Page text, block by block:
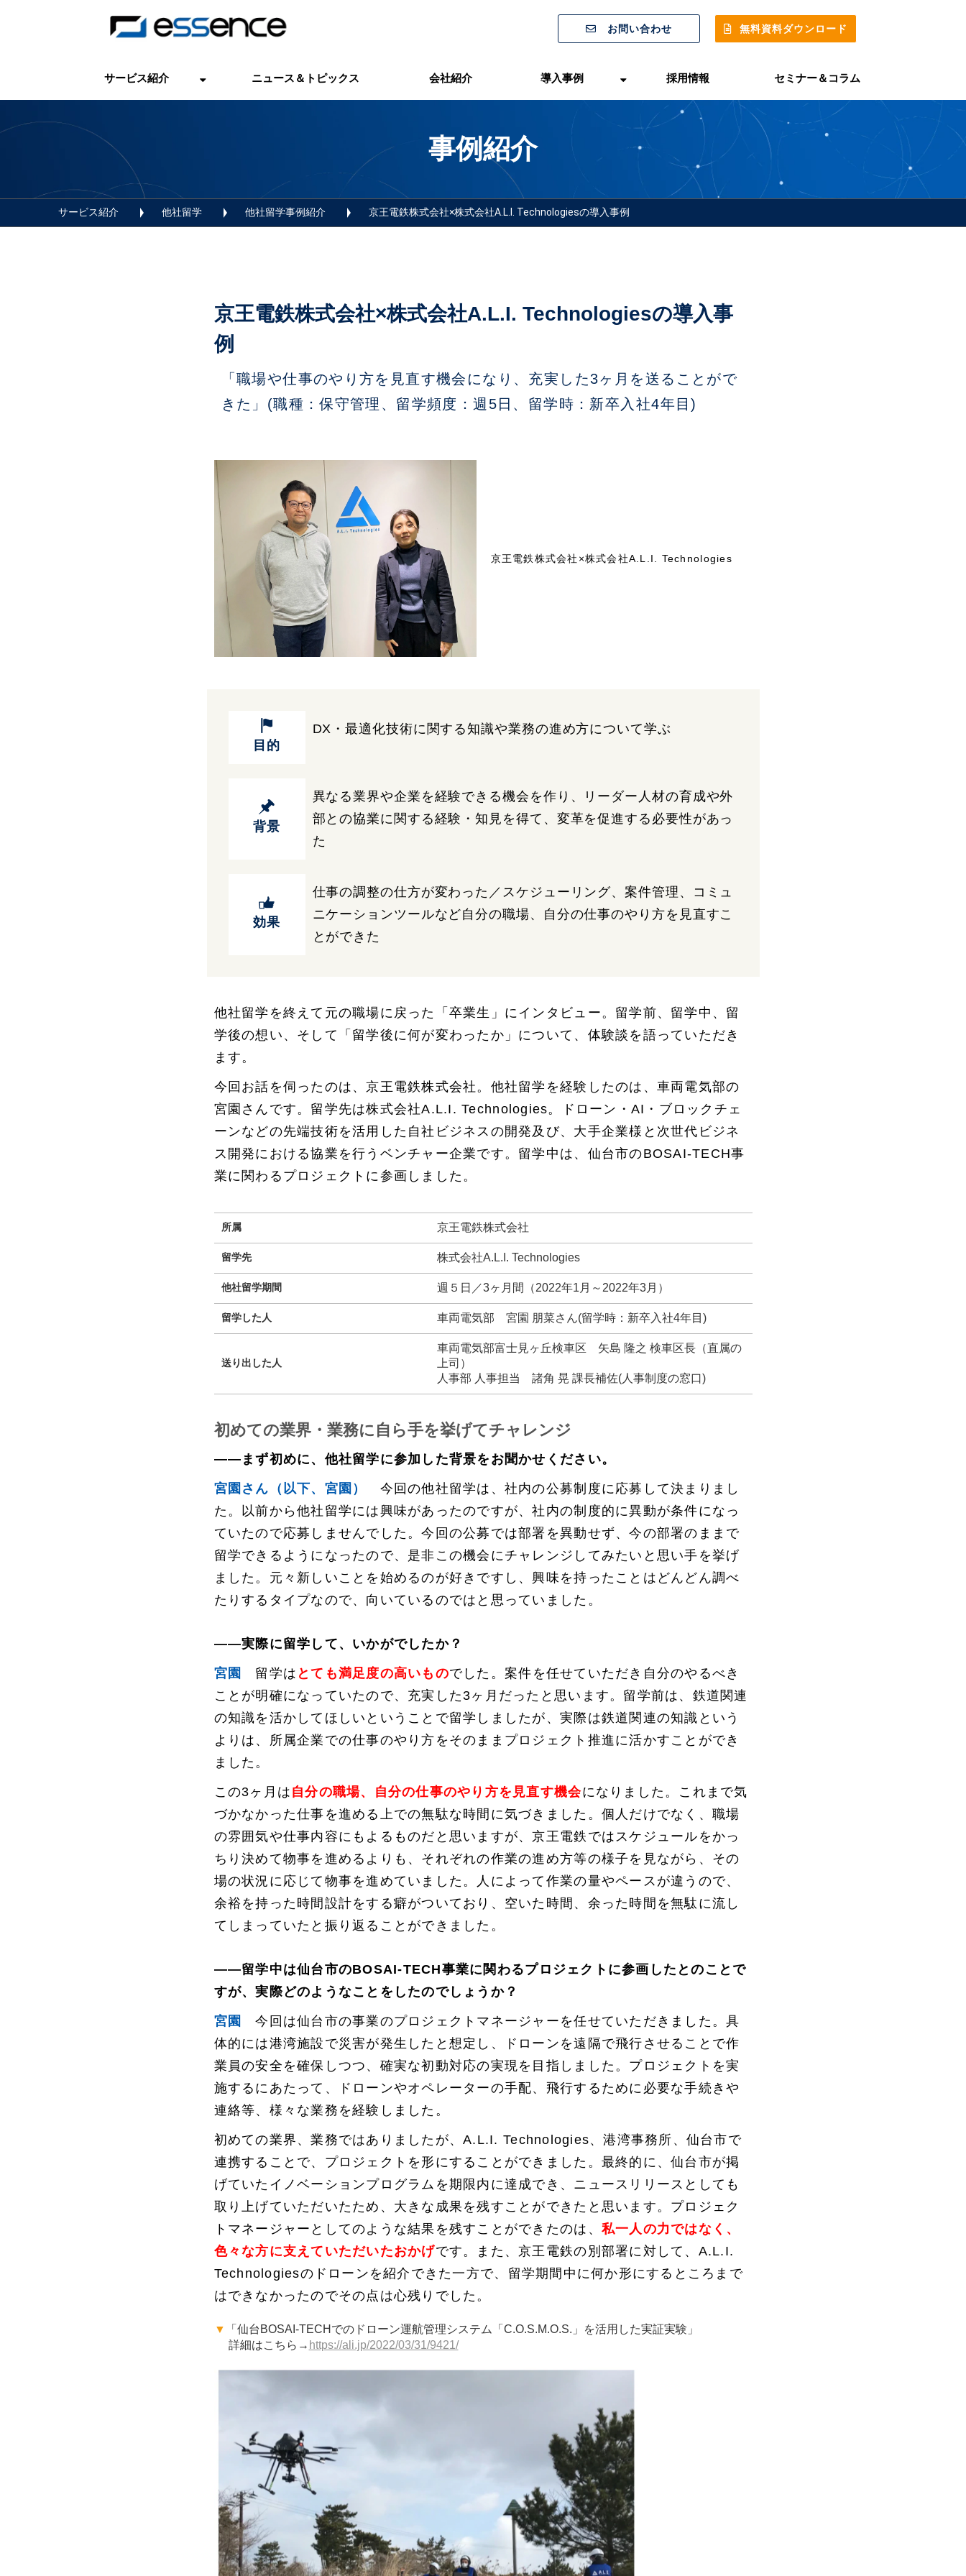
お問い合わせ 無料資料ダウンロード
サービス紹介 ニュース＆トピックス 会社紹介 導入事例 採用情報 セミナー＆コラム
事例紹介
サービス紹介 他社留学 他社留学事例紹介 京王電鉄株式会社×株式会社A.L.I. Technologiesの導入事例
京王電鉄株式会社×株式会社A.L.I. Technologiesの導入事
例
「職場や仕事のやり方を見直す機会になり、充実した3ヶ月を送ることがで
きた」(職種：保守管理、留学頻度：週5日、留学時：新卒入社4年目)
京王電鉄株式会社×株式会社A.L.I. Technologies
目的
DX・最適化技術に関する知識や業務の進め方について学ぶ
背景
異なる業界や企業を経験できる機会を作り、リーダー人材の育成や外
部との協業に関する経験・知見を得て、変革を促進する必要性があっ
た
効果
仕事の調整の仕方が変わった／スケジューリング、案件管理、コミュ
ニケーションツールなど自分の職場、自分の仕事のやり方を見直すこ
とができた
他社留学を終えて元の職場に戻った「卒業生」にインタビュー。留学前、留学中、留
学後の想い、そして「留学後に何が変わったか」について、体験談を語っていただき
ます。
今回お話を伺ったのは、京王電鉄株式会社。他社留学を経験したのは、車両電気部の
宮園さんです。留学先は株式会社A.L.I. Technologies。ドローン・AI・ブロックチェ
ーンなどの先端技術を活用した自社ビジネスの開発及び、大手企業様と次世代ビジネ
ス開発における協業を行うベンチャー企業です。留学中は、仙台市のBOSAI-TECH事
業に関わるプロジェクトに参画しました。
所属 京王電鉄株式会社
留学先 株式会社A.L.I. Technologies
他社留学期間 週５日／3ヶ月間（2022年1月～2022年3月）
留学した人 車両電気部 宮園 朋菜さん(留学時：新卒入社4年目)
送り出した人
車両電気部富士見ヶ丘検車区 矢島 隆之 検車区長（直属の
上司）
人事部 人事担当 諸角 晃 課長補佐(人事制度の窓口)
初めての業界・業務に自ら手を挙げてチャレンジ
――まず初めに、他社留学に参加した背景をお聞かせください。
宮園さん（以下、宮園）
今回の他社留学は、社内の公募制度に応募して決まりまし
た。以前から他社留学には興味があったのですが、社内の制度的に異動が条件になっ
ていたので応募しませんでした。今回の公募では部署を異動せず、今の部署のままで
留学できるようになったので、是非この機会にチャレンジしてみたいと思い手を挙げ
ました。元々新しいことを始めるのが好きですし、興味を持ったことはどんどん調べ
たりするタイプなので、向いているのではと思っていました。
――実際に留学して、いかがでしたか？
宮園 留学は とても満足度の高いものでした。案件を任せていただき自分のやるべき
ことが明確になっていたので、充実した3ヶ月だったと思います。留学前は、鉄道関連
の知識を活かしてほしいということで留学しましたが、実際は鉄道関連の知識という
よりは、所属企業での仕事のやり方をそのままプロジェクト推進に活かすことができ
ました。
この3ヶ月は 自分の職場、自分の仕事のやり方を見直す機会になりました。これまで気
づかなかった仕事を進める上での無駄な時間に気づきました。個人だけでなく、職場
の雰囲気や仕事内容にもよるものだと思いますが、京王電鉄ではスケジュールをかっ
ちり決めて物事を進めるよりも、それぞれの作業の進め方等の様子を見ながら、その
場の状況に応じて物事を進めていました。人によって作業の量やペースが違うので、
余裕を持った時間設計をする癖がついており、空いた時間、余った時間を無駄に流し
てしまっていたと振り返ることができました。
――留学中は仙台市のBOSAI-TECH事業に関わるプロジェクトに参画したとのことで
すが、実際どのようなことをしたのでしょうか？
宮園
今回は仙台市の事業のプロジェクトマネージャーを任せていただきました。具
体的には港湾施設で災害が発生したと想定し、ドローンを遠隔で飛行させることで作
業員の安全を確保しつつ、確実な初動対応の実現を目指しました。プロジェクトを実
施するにあたって、ドローンやオペレーターの手配、飛行するために必要な手続きや
連絡等、様々な業務を経験しました。
初めての業界、業務ではありましたが、A.L.I. Technologies、港湾事務所、仙台市で
連携することで、プロジェクトを形にすることができました。最終的に、仙台市が掲
げていたイノベーションプログラムを期限内に達成でき、ニュースリリースとしても
取り上げていただいたため、大きな成果を残すことができたと思います。プロジェク
トマネージャーとしてのような結果を残すことができたのは、 私一人の力ではなく、
色々な方に支えていただいたおかげです。また、京王電鉄の別部署に対して、A.L.I.
Technologiesのドローンを紹介できた一方で、留学期間中に何か形にするところまで
はできなかったのでその点は心残りでした。
▼
「仙台BOSAI-TECHでのドローン運航管理システム「C.O.S.M.O.S.」を活用した実証実験」
詳細はこちら→ https://ali.jp/2022/03/31/9421/